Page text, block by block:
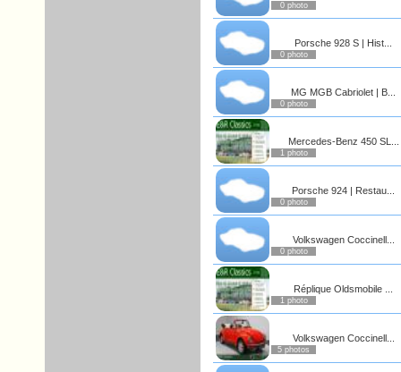
0 photo
Porsche 928 S | Hist...
0 photo
MG MGB Cabriolet | B...
0 photo
Mercedes-Benz 450 SL...
1 photo
Porsche 924 | Restau...
0 photo
Volkswagen Coccinell...
0 photo
Réplique Oldsmobile ...
1 photo
Volkswagen Coccinell...
5 photos